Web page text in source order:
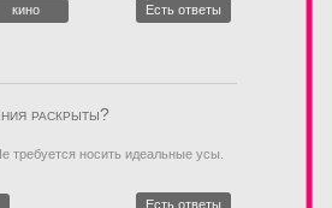
кино Есть ответы
раскрыты?
требуется носить идеальные усы.
Есть ответы